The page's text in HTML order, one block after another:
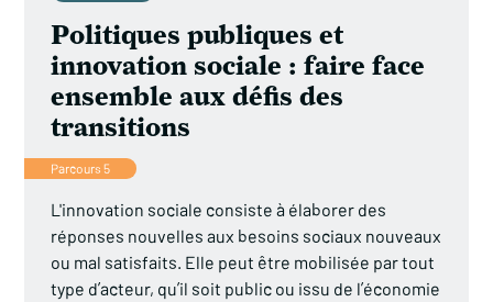
Politiques publiques et
innovation sociale : faire face
ensemble aux défis des
transitions
Parcours 5
L'innovation sociale consiste à élaborer des
réponses nouvelles aux besoins sociaux nouveaux
ou mal satisfaits. Elle peut être mobilisée par tout
type d’acteur, qu’il soit public ou issu de l’économie